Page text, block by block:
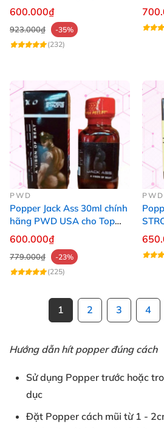
mạnh cho Top Bot
600.000₫
923.000₫
-35%
(232)
hộp
PWD
Popper Jack Ass 30ml chính
hãng PWD USA cho Top
Bot
600.000₫
779.000₫
-23%
(225)
PWD
1 2 3 4
Hướng dẫn hít popper đúng cách
Sử dụng Popper trước hoặc
dục
Đặt Popper cách mũi từ1 -